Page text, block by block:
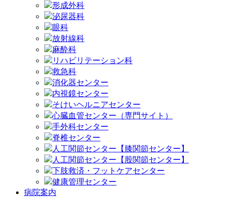
形成外科
泌尿器科
眼科
放射線科
麻酔科
リハビリテーション科
救急科
消化器センター
内視鏡センター
そけいヘルニアセンター
心臓血管センター（専門サイト）
手外科センター
脊椎センター
人工関節センター【膝関節センター】
人工関節センター【股関節センター】
下肢救済・フットケアセンター
健康管理センター
病院案内